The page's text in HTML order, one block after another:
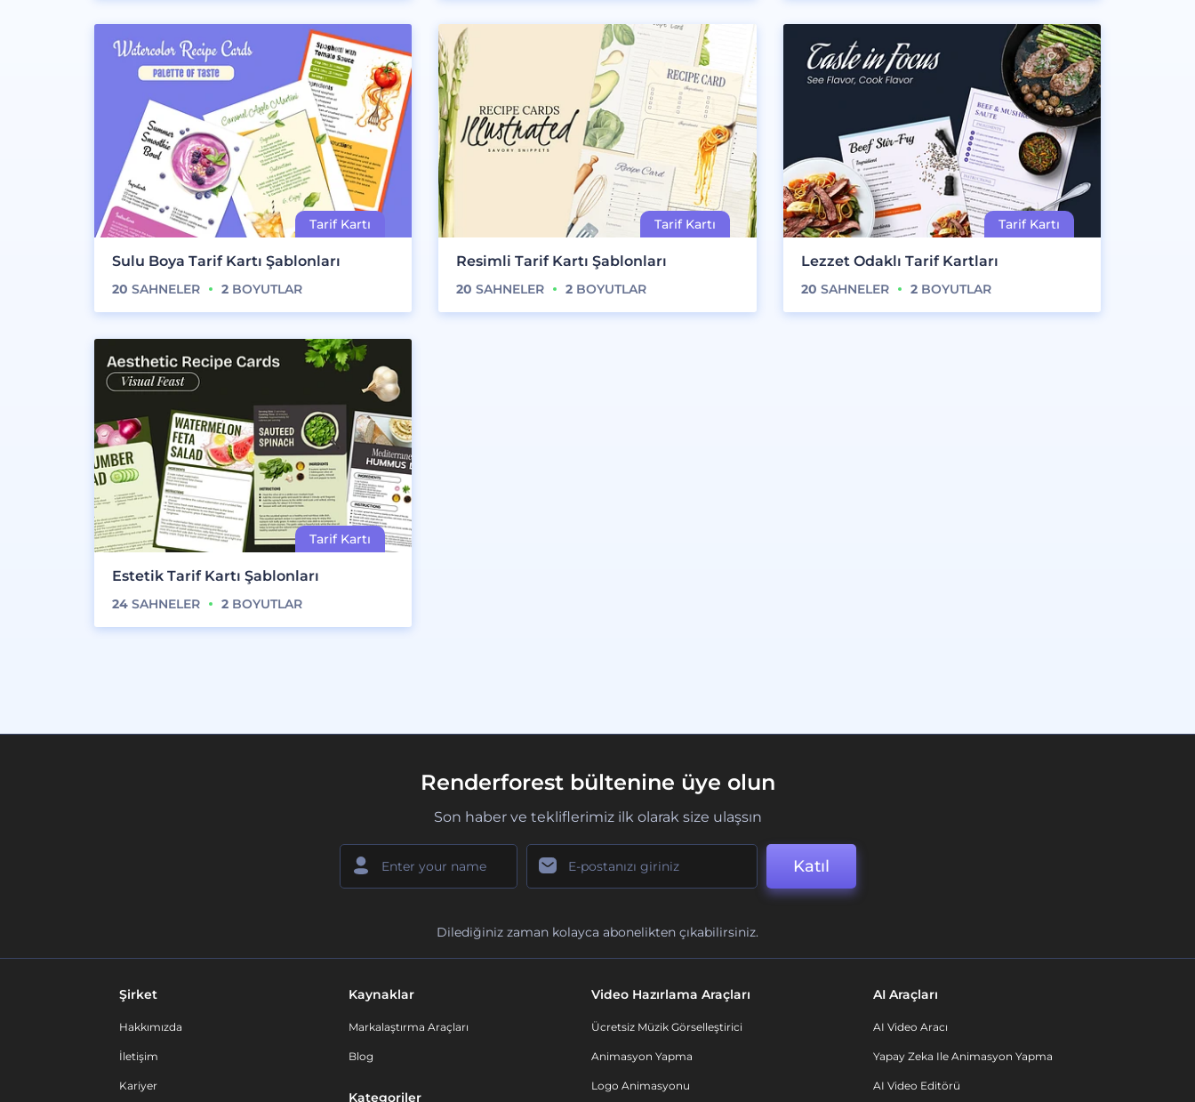
Sulu Boya Tarif Kartı Şablonları
20 SAHNELER 2 BOYUTLAR
Resimli Tarif Kartı Şablonları
20 SAHNELER 2 BOYUTLAR
Lezzet Odaklı Tarif Kartları
20 SAHNELER 2BOYUTLAR
Estetik Tarif Kartı Şablonları
24 SAHNELER 2 BOYUTLAR
Renderforest bültenine üye olun
Son haber ve tekliflerimiz ilk olarak size ulaşsın
Katıl
Dilediğiniz zaman kolayca abonelikten çıkabilirsiniz.
Şirket
Hakkımızda
İletişim
Kariyer
Kaynaklar
Markalaştırma Araçları
Blog
Kategoriler
Video Hazırlama Araçları
Ücretsiz Müzik Görselleştirici
Animasyon Yapma
Logo Animasyonu
AI Araçları
AI Video Aracı
Yapay Zeka Ile Animasyon Yapma
AI Video Editörü